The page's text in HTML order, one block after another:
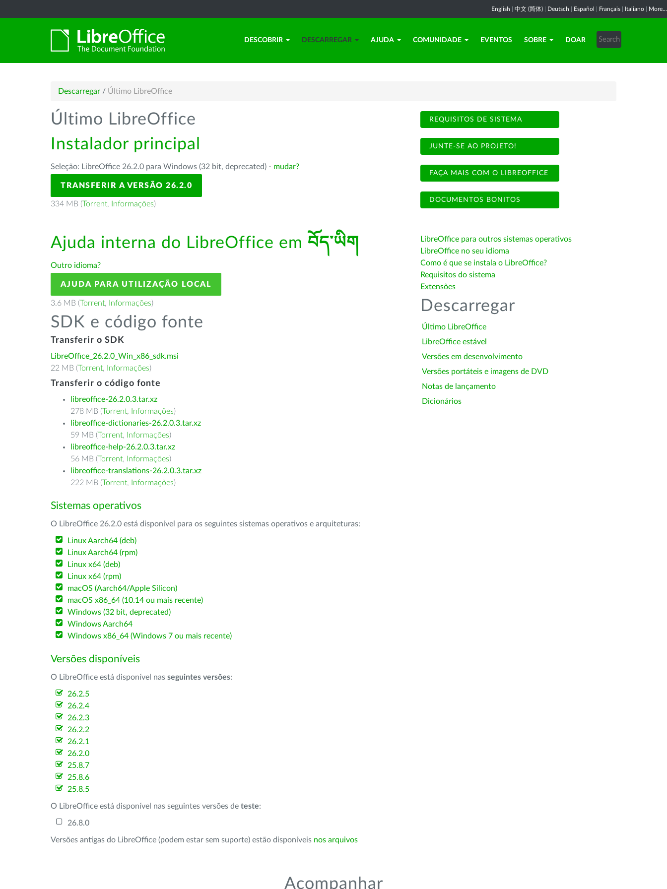
English 中文 (简体) Deutsch Español Français Italiano More...
DESCOBRIR DESCARREGAR AJUDA COMUNIDADE EVENTOS SOBRE DOAR
Descarregar / Último LibreOffice
Último LibreOffice
Instalador principal
Seleção: LibreOffice 26.2.0 para Windows (32 bit, deprecated) - mudar?
TRANSFERIR A VERSÃO 26.2.0
334 MB (Torrent, Informações)
Ajuda interna do LibreOffice em བོད་ཡིག
Outro idioma?
AJUDA PARA UTILIZAÇÃO LOCAL
3.6 MB (Torrent, Informações)
SDK e código fonte
Transferir o SDK
LibreOffice_26.2.0_Win_x86_sdk.msi
22 MB (Torrent, Informações)
Transferir o código fonte
libreoffice-26.2.0.3.tar.xz
278 MB (Torrent, Informações)
libreoffice-dictionaries-26.2.0.3.tar.xz
59 MB (Torrent, Informações)
libreoffice-help-26.2.0.3.tar.xz
56 MB (Torrent, Informações)
libreoffice-translations-26.2.0.3.tar.xz
222 MB (Torrent, Informações)
Sistemas operativos
O LibreOffice 26.2.0 está disponível para os seguintes sistemas operativos e arquiteturas:
Linux Aarch64 (deb)
Linux Aarch64 (rpm)
Linux x64 (deb)
Linux x64 (rpm)
macOS (Aarch64/Apple Silicon)
macOS x86_64 (10.14 ou mais recente)
Windows (32 bit, deprecated)
Windows Aarch64
Windows x86_64 (Windows 7 ou mais recente)
Versões disponíveis
O LibreOffice está disponível nas seguintes versões:
26.2.5
26.2.4
26.2.3
26.2.2
26.2.1
26.2.0
25.8.7
25.8.6
25.8.5
O LibreOffice está disponível nas seguintes versões de teste:
26.8.0
Versões antigas do LibreOffice (podem estar sem suporte) estão disponíveis nos arquivos
REQUISITOS DE SISTEMA
JUNTE-SE AO PROJETO!
FAÇA MAIS COM O LIBREOFFICE
DOCUMENTOS BONITOS
LibreOffice para outros sistemas operativos
LibreOffice no seu idioma
Como é que se instala o LibreOffice?
Requisitos do sistema
Extensões
Descarregar
Último LibreOffice
LibreOffice estável
Versões em desenvolvimento
Versões portáteis e imagens de DVD
Notas de lançamento
Dicionários
Acompanhar